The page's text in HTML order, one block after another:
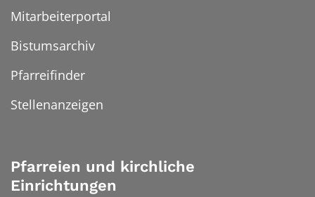
Mitarbeiterportal
Bistumsarchiv
Pfarreifinder
Stellenanzeigen
Pfarreien und kirchliche
Einrichtungen